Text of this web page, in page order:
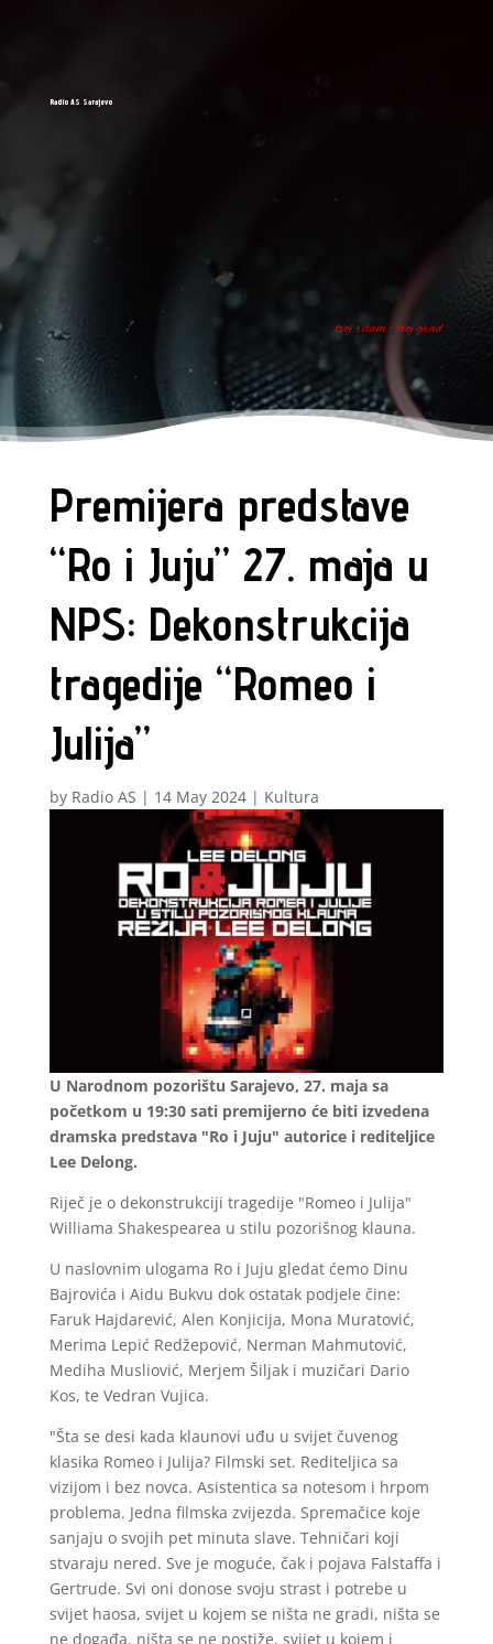
Radio AS Sarajevo
tvoj ritam - tvoj grad
Premijera predstave
“Ro i Juju” 27. maja u
NPS: Dekonstrukcija
tragedije “Romeo i
Julija”
by Radio AS | 14 May 2024| Kultura
U Narodnom pozorištu Sarajevo, 27. maja sa
početkom u 19:30 sati premijerno će biti izvedena
dramska predstava "Ro i Juju" autorice i rediteljice
Lee Delong.
Riječ je o dekonstrukciji tragedije "Romeo i Julija"
Williama Shakespearea u stilu pozorišnog klauna.
U naslovnim ulogama Ro i Juju gledat ćemo Dinu
Bajrovića i Aidu Bukvu dok ostatak podjele čine:
Faruk Hajdarević, Alen Konjicija, Mona Muratović,
Merima Lepić Redžepović, Nerman Mahmutović,
Mediha Musliović, Merjem Šiljak i muzičari Dario
Kos, te Vedran Vujica.
"Šta se desi kada klaunovi uđu u svijet čuvenog
klasika Romeo i Julija? Filmski set. Rediteljica sa
vizijom i bez novca. Asistentica sa notesom i hrpom
problema. Jedna filmska zvijezda. Spremačice koje
sanjaju o svojih pet minuta slave. Tehničari koji
stvaraju nered. Sve je moguće, čak i pojava Falstaffa i
Gertrude. Svi oni donose svoju strast i potrebe u
svijet haosa, svijet u kojem se ništa ne gradi, ništa se
ne događa, ništa se ne postiže, svijet u kojem i